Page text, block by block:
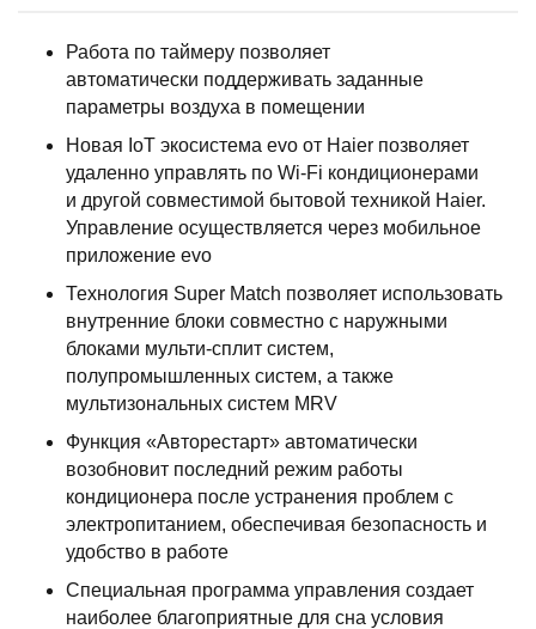
Работа по таймеру позволяет
автоматически поддерживать заданные
параметры воздуха в помещении
Новая IoT экосистема evo от Haier позволяет
удаленно управлять по Wi-Fi кондиционерами
и другой совместимой бытовой техникой Haier.
Управление осуществляется через мобильное
приложение evo
Технология Super Match позволяет использовать
внутренние блоки совместно с наружными
блоками мульти-сплит систем,
полупромышленных систем, а также
мультизональных систем MRV
Функция «Авторестарт» автоматически
возобновит последний режим работы
кондиционера после устранения проблем с
электропитанием, обеспечивая безопасность и
удобство в работе
Специальная программа управления создает
наиболее благоприятные для сна условия